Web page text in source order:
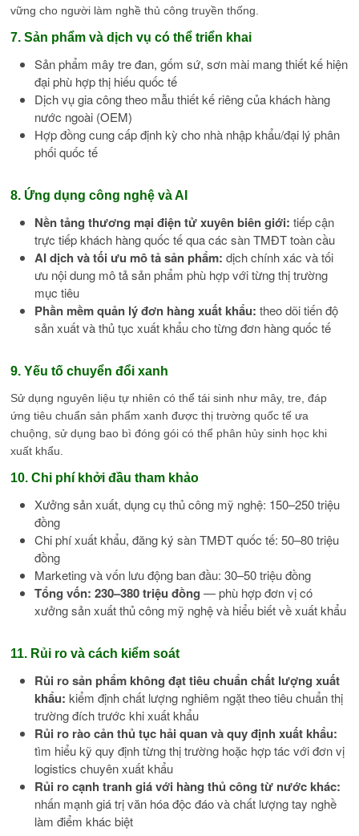
vững cho người làm nghề thủ công truyền thống.
7. Sản phẩm và dịch vụ có thể triển khai
Sản phẩm mây tre đan, gốm sứ, sơn mài mang thiết kế hiện
đại phù hợp thị hiếu quốc tế
Dịch vụ gia công theo mẫu thiết kế riêng của khách hàng
nước ngoài (OEM)
Hợp đồng cung cấp định kỳ cho nhà nhập khẩu/đại lý phân
phối quốc tế
8. Ứng dụng công nghệ và AI
Nền tảng thương mại điện tử xuyên biên giới: tiếp cận
trực tiếp khách hàng quốc tế qua các sàn TMĐT toàn cầu
AI dịch và tối ưu mô tả sản phẩm: dịch chính xác và tối
ưu nội dung mô tả sản phẩm phù hợp với từng thị trường
mục tiêu
Phần mềm quản lý đơn hàng xuất khẩu: theo dõi tiến độ
sản xuất và thủ tục xuất khẩu cho từng đơn hàng quốc tế
9. Yếu tố chuyển đổi xanh
Sử dụng nguyên liệu tự nhiên có thể tái sinh như mây, tre, đáp
ứng tiêu chuẩn sản phẩm xanh được thị trường quốc tế ưa
chuộng, sử dụng bao bì đóng gói có thể phân hủy sinh học khi
xuất khẩu.
10. Chi phí khởi đầu tham khảo
Xưởng sản xuất, dụng cụ thủ công mỹ nghệ: 150–250 triệu
đồng
Chi phí xuất khẩu, đăng ký sàn TMĐT quốc tế: 50–80 triệu
đồng
Marketing và vốn lưu động ban đầu: 30–50 triệu đồng
Tổng vốn: 230–380 triệu đồng — phù hợp đơn vị có
xưởng sản xuất thủ công mỹ nghệ và hiểu biết về xuất khẩu
11. Rủi ro và cách kiểm soát
Rủi ro sản phẩm không đạt tiêu chuẩn chất lượng xuất
khẩu: kiểm định chất lượng nghiêm ngặt theo tiêu chuẩn thị
trường đích trước khi xuất khẩu
Rủi ro rào cản thủ tục hải quan và quy định xuất khẩu:
tìm hiểu kỹ quy định từng thị trường hoặc hợp tác với đơn vị
logistics chuyên xuất khẩu
Rủi ro cạnh tranh giá với hàng thủ công từ nước khác:
nhấn mạnh giá trị văn hóa độc đáo và chất lượng tay nghề
làm điểm khác biệt